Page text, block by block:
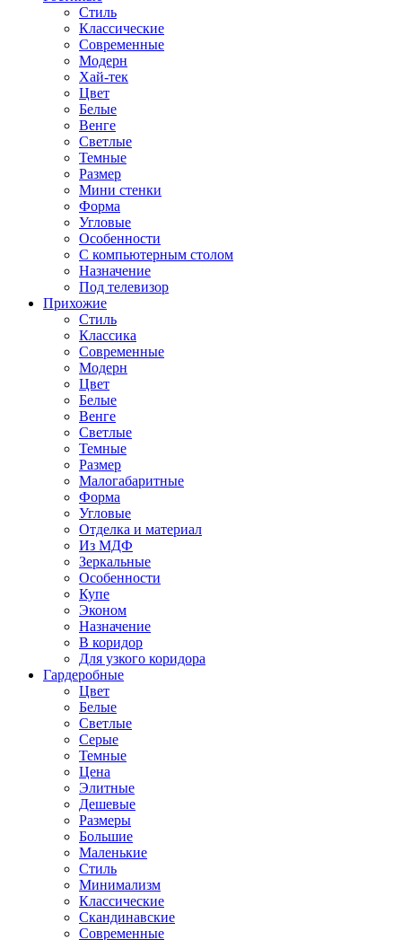
Стиль
Классические
Современные
Модерн
Хай-тек
Цвет
Белые
Венге
Светлые
Темные
Размер
Мини стенки
Форма
Угловые
Особенности
С компьютерным столом
Назначение
Под телевизор
Прихожие
Стиль
Классика
Современные
Модерн
Цвет
Белые
Венге
Светлые
Темные
Размер
Малогабаритные
Форма
Угловые
Отделка и материал
Из МДФ
Зеркальные
Особенности
Купе
Эконом
Назначение
В коридор
Для узкого коридора
Гардеробные
Цвет
Белые
Светлые
Серые
Темные
Цена
Элитные
Дешевые
Размеры
Большие
Маленькие
Стиль
Минимализм
Классические
Скандинавские
Современные